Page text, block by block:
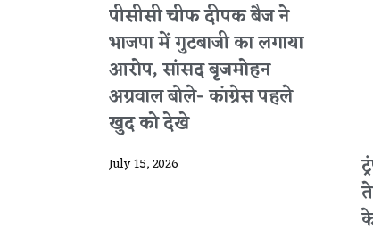
पीसीसी चीफ दीपक बैज ने
भाजपा में गुटबाजी का लगाया
आरोप, सांसद बृजमोहन
अग्रवाल बोले- कांग्रेस पहले
खुद को देखे
July 15, 2026